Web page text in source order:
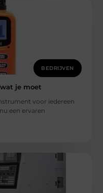
BEDRIJVEN
je moet
voor iedereen
een ervaren